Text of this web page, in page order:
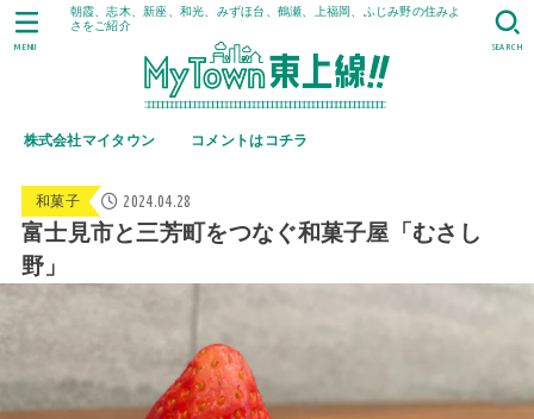
朝霞、志木、新座、和光、みずほ台、鶴瀬、上福岡、ふじみ野の住みよ
さをご紹介
株式会社マイタウン コメントはコチラ
SEARCH
MENU
和菓子 2024.04.28
富士見市と三芳町をつなぐ和菓子屋「むさし
野」